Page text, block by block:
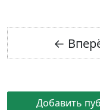
Добавить
←